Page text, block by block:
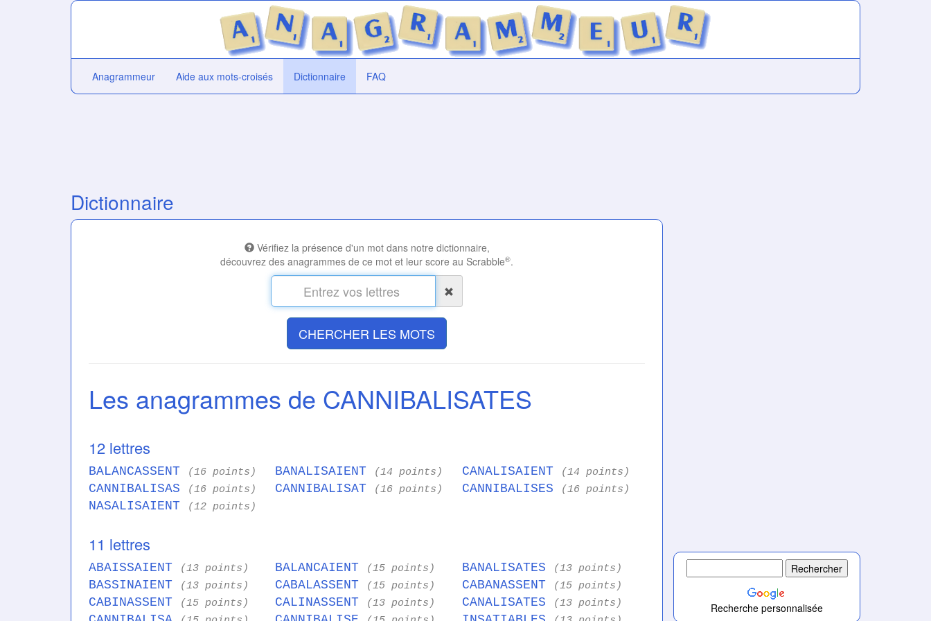
Anagrammeur Aide aux mots-croisés Dictionnaire FAQ
Dictionnaire
Vérifiez la présence d'un mot dans notre dictionnaire,
découvrez des anagrammes de ce mot et leur score au Scrabble®.
CHERCHER LES MOTS
Les anagrammes de CANNIBALISATES
12 lettres
BALANCASSENT (16 points) BANALISAIENT (14 points) CANALISAIENT (14 points)
CANNIBALISAS (16 points) CANNIBALISAT (16 points) CANNIBALISES (16 points)
NASALISAIENT (12 points)
11 lettres
ABAISSAIENT (13 points) BALANCAIENT (15 points) BANALISATES (13 points)
BASSINAIENT (13 points) CABALASSENT (15 points) CABANASSENT (15 points)
CABINASSENT (15 points) CALINASSENT (13 points) CANALISATES (13 points) Recherche personnalisée